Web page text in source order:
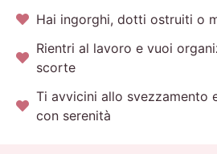
Hai ingorghi, dotti ostruiti o
Rientri al lavoro e vuoi
scorte
Ti avvicini allo svezzamento
con serenità